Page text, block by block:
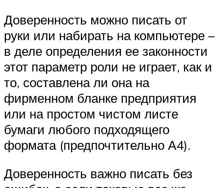
Доверенность можно писать от
руки или набирать на компьютере –
в деле определения ее законности
этот параметр роли не играет, как и
то, составлена ли она на
фирменном бланке предприятия
или на простом чистом листе
бумаги любого подходящего
формата (предпочтительно А4).
Доверенность важно писать без